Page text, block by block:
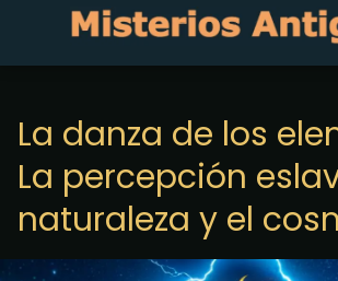
La danza de los
La percepción
naturaleza y el